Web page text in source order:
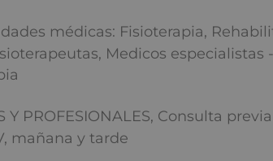
médicas: Fisioterapia,
Medicos especialistas -
Y PROFESIONALES, Consulta
mañana y tarde